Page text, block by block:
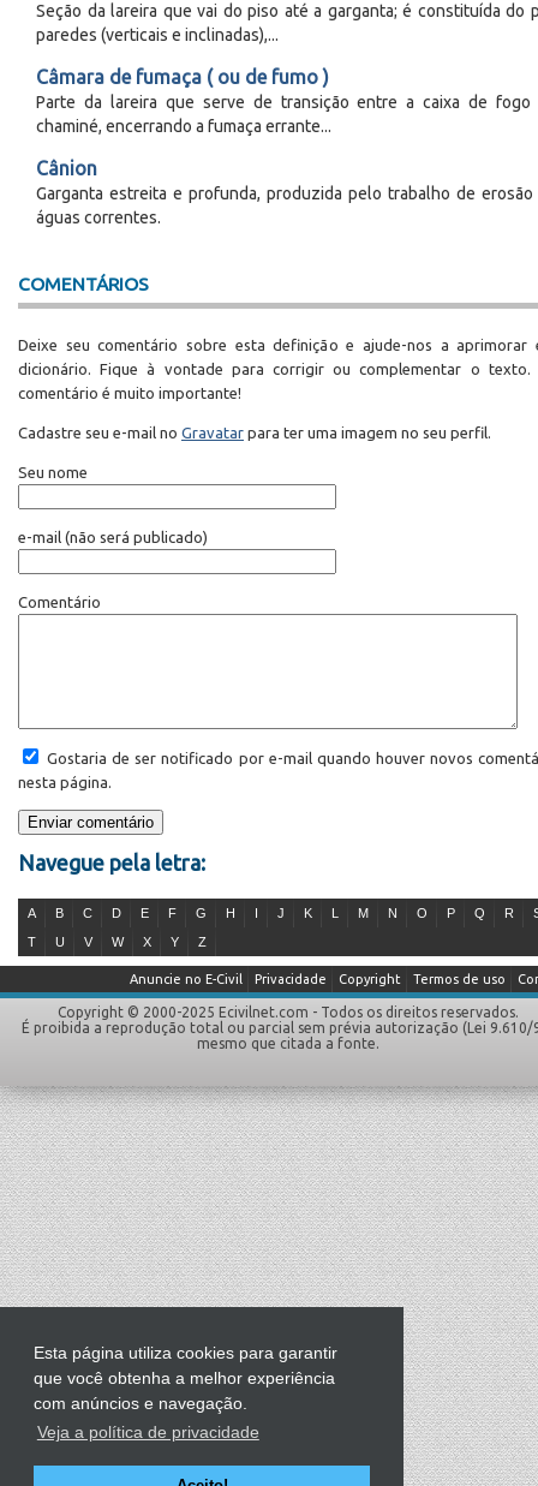
Esta página utiliza cookies para garantir
que você obtenha a melhor experiência
com anúncios e navegação.
Veja a política de privacidade
Seção da lareira que vai do piso até a garganta; é constituída do
paredes (verticais e inclinadas),...
Câmara de fumaça ( ou de fumo )
Parte da lareira que serve de transição entre a caixa de
chaminé, encerrando a fumaça errante...
Cânion
Garganta estreita e profunda, produzida pelo trabalho de erosão
águas correntes.
COMENTÁRIOS
Deixe seu comentário sobre esta definição e ajude-nos a aprimorar
dicionário. Fique à vontade para corrigir ou complementar o texto.
comentário é muito importante!
Cadastre seu e-mail no Gravatar para ter uma imagem no seu perfil.
Seu nome
e-mail (não será publicado)
Comentário
Gostaria de ser notificado por e-mail quando houver novos
nesta página.
Navegue pela letra:
A B C D E F G H J K M N O P Q R
T
U V W X Y Z
Termos de uso
Copyright
Privacidade
Anuncie no E-Civil
Copyright © 2000-2025 Ecivilnet.com - Todos os direitos reservados.
É proibida a reprodução total ou parcial sem prévia autorização (Lei 9.610/
mesmo que citada a fonte.